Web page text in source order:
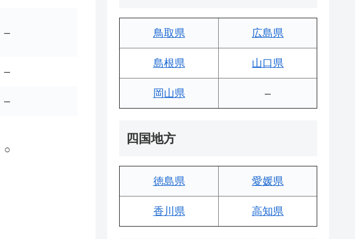
–
–
–
○
鳥取県 広島県
島根県 山口県
岡山県 –
四国地方
徳島県 愛媛県
香川県 高知県